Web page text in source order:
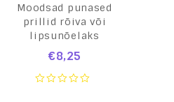
Moodsad punased
prillid rõiva või
lipsunõelaks
€8,25